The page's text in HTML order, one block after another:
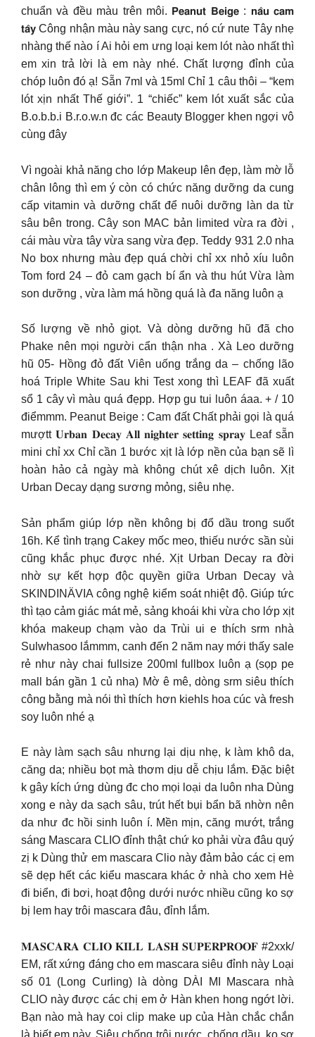
chuẩn và đều màu trên môi. 𝗣𝗲𝗮𝗻𝘂𝘁 𝗕𝗲𝗶𝗴𝗲 : 𝗻𝗮̂𝘂 𝗰𝗮𝗺
𝘁𝗮̂𝘆 Công nhận màu này sang cực, nó cứ nute Tây nhẹ
nhàng thế nào í Ai hỏi em ưng loại kem lót nào nhất thì
em xin trả lời là em này nhé. Chất lượng đỉnh của
chóp luôn đó ạ! Sẵn 7ml và 15ml Chỉ 1 câu thôi – “kem
lót xịn nhất Thế giới”. 1 “chiếc” kem lót xuất sắc của
B.o.b.b.i B.r.o.w.n đc các Beauty Blogger khen ngợi vô
cùng đây
Vì ngoài khả năng cho lớp Makeup lên đẹp, làm mờ lỗ
chân lông thì em ý còn có chức năng dưỡng da cung
cấp vitamin và dưỡng chất để nuôi dưỡng làn da từ
sâu bên trong. Cây son MAC bản limited vừa ra đời ,
cái màu vừa tây vừa sang vừa đẹp. Teddy 931 2.0 nha
No box nhưng màu đẹp quá chời chỉ xx nhỏ xíu luôn
Tom ford 24 – đỏ cam gạch bí ẩn và thu hút Vừa làm
son dưỡng , vừa làm má hồng quá là đa năng luôn ạ
Số lượng về nhỏ giọt. Và dòng dưỡng hũ đã cho
Phake nên mọi người cẩn thận nha . Xà Leo dưỡng
hũ 05- Hồng đỏ đất Viên uống trắng da – chống lão
hoá Triple White Sau khi Test xong thì LEAF đã xuất
sổ 1 cây vì màu quá đẹpp. Hợp gu tui luôn áaa. + / 10
điểmmm. Peanut Beige : Cam đất Chất phải gọi là quá
mượtt 𝐔𝐫𝐛𝐚𝐧 𝐃𝐞𝐜𝐚𝐲 𝐀𝐥𝐥 𝐧𝐢𝐠𝐡𝐭𝐞𝐫 𝐬𝐞𝐭𝐭𝐢𝐧𝐠 𝐬𝐩𝐫𝐚𝐲 Leaf sẵn
mini chỉ xx Chỉ cần 1 bước xịt là lớp nền của bạn sẽ lì
hoàn hảo cả ngày mà không chút xê dịch luôn. Xịt
Urban Decay dạng sương mỏng, siêu nhẹ.
Sản phẩm giúp lớp nền không bị đổ dầu trong suốt
16h. Kể tình trạng Cakey mốc meo, thiếu nước sần sùi
cũng khắc phục được nhé. Xịt Urban Decay ra đời
nhờ sự kết hợp độc quyền giữa Urban Decay và
SKINDINÄVIA công nghệ kiểm soát nhiệt độ. Giúp tức
thì tạo cảm giác mát mẻ, sảng khoái khi vừa cho lớp xịt
khóa makeup chạm vào da Trùi ui e thích srm nhà
Sulwhasoo lắmmm, canh đến 2 năm nay mới thấy sale
rẻ như này chai fullsize 200ml fullbox luôn ạ (sọp pe
mall bán gần 1 củ nha) Mờ ê mê, dòng srm siêu thích
công bằng mà nói thì thích hơn kiehls hoa cúc và fresh
soy luôn nhé ạ
E này làm sạch sâu nhưng lại dịu nhẹ, k làm khô da,
căng da; nhiều bọt mà thơm dịu dễ chịu lắm. Đặc biệt
k gây kích ứng dùng đc cho mọi loại da luôn nha Dùng
xong e này da sạch sâu, trút hết bụi bẩn bã nhờn nên
da như đc hồi sinh luôn í. Mền mịn, căng mướt, trắng
sáng Mascara CLIO đỉnh thật chứ ko phải vừa đâu quý
zị k Dùng thử em mascara Clio này đảm bảo các cị em
sẽ dẹp hết các kiểu mascara khác ở nhà cho xem Hè
đi biển, đi bơi, hoạt động dưới nước nhiều cũng ko sợ
bị lem hay trôi mascara đâu, đỉnh lắm.
𝐌𝐀𝐒𝐂𝐀𝐑𝐀 𝐂𝐋𝐈𝐎 𝐊𝐈𝐋𝐋 𝐋𝐀𝐒𝐇 𝐒𝐔𝐏𝐄𝐑𝐏𝐑𝐎𝐎𝐅 #2xxk/
EM, rất xứng đáng cho em mascara siêu đỉnh này Loại
số 01 (Long Curling) là dòng DÀI MI Mascara nhà
CLIO này được các chị em ở Hàn khen hong ngớt lời.
Bạn nào mà hay coi clip make up của Hàn chắc chắn
là biết em này. Siêu chống trôi nước, chống dầu, ko sợ